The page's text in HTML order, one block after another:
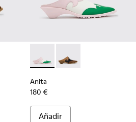
semiabiertos de piel y nobuk
002 - Zapatos semiabiertos de piel
Anita - K201957-002 -
Anita - K201957-001
Anita
180 €
Añadir